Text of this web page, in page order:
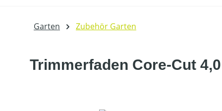
Garten Zubehör Garten
Trimmerfaden Core-Cut